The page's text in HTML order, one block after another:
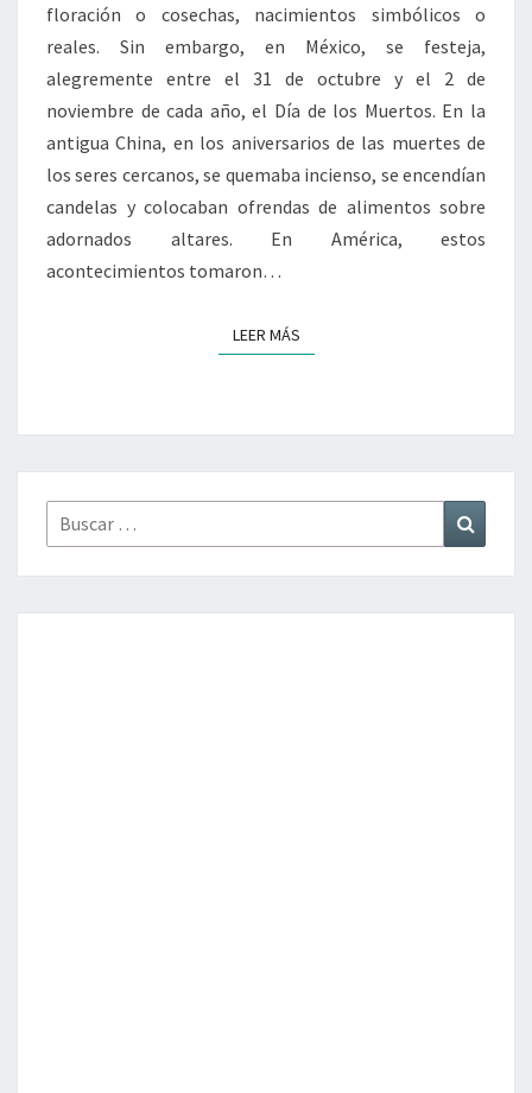
floración o cosechas, nacimientos simbólicos o
reales. Sin embargo, en México, se festeja,
alegremente entre el 31 de octubre y el 2 de
noviembre de cada año, el Día de los Muertos. En la
antigua China, en los aniversarios de las muertes de
los seres cercanos, se quemaba incienso, se encendían
candelas y colocaban ofrendas de alimentos sobre
adornados altares. En América, estos
acontecimientos tomaron…
LEER MÁSLEER MÁS
Buscar
por: